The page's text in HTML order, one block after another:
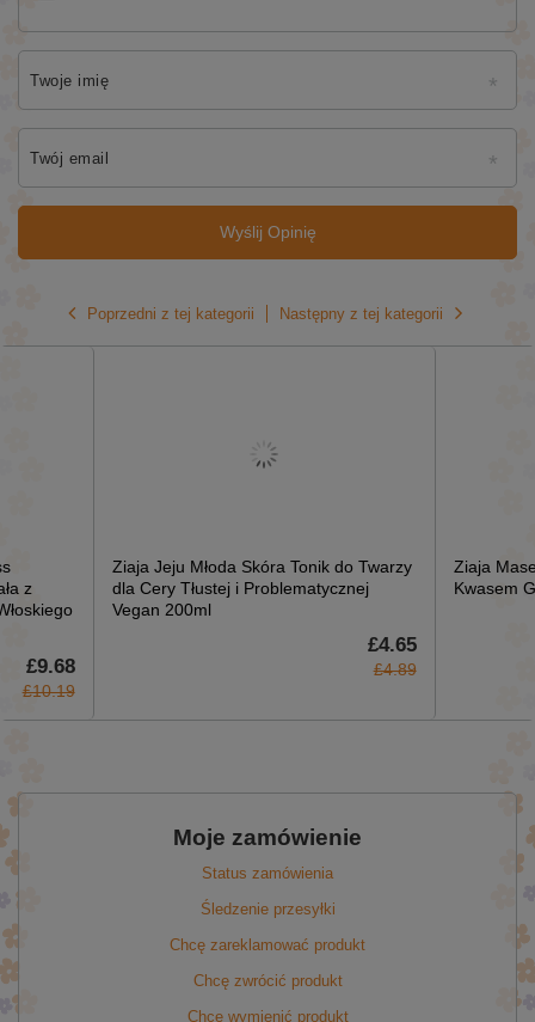
Twoje imię
Twój email
Wyślij Opinię
Poprzedni z tej kategorii
z
£9.68
£10.19
Ziaja Jeju Młoda Skóra Tonik do Twarzy
dla Cery Tłustej i Problematycznej
Vegan 200ml
£4.65
£4.89
Ziaja
Kwasem
Następny z tej kategorii
Moje zamówienie
Status zamówienia
Śledzenie przesyłki
Chcę zareklamować produkt
Chcę zwrócić produkt
Chcę wymienić produkt